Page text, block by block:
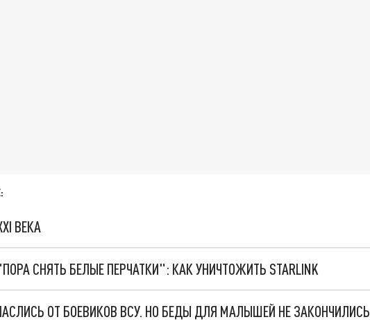
ВЕКА
СНЯТЬ БЕЛЫЕ ПЕРЧАТКИ": КАК УНИЧТОЖИТЬ STARLINK
ОТ БОЕВИКОВ ВСУ. НО БЕДЫ ДЛЯ МАЛЫШЕЙ НЕ ЗАКОНЧИЛИСЬ